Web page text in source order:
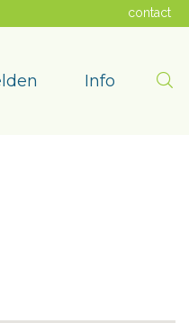
Info
contact